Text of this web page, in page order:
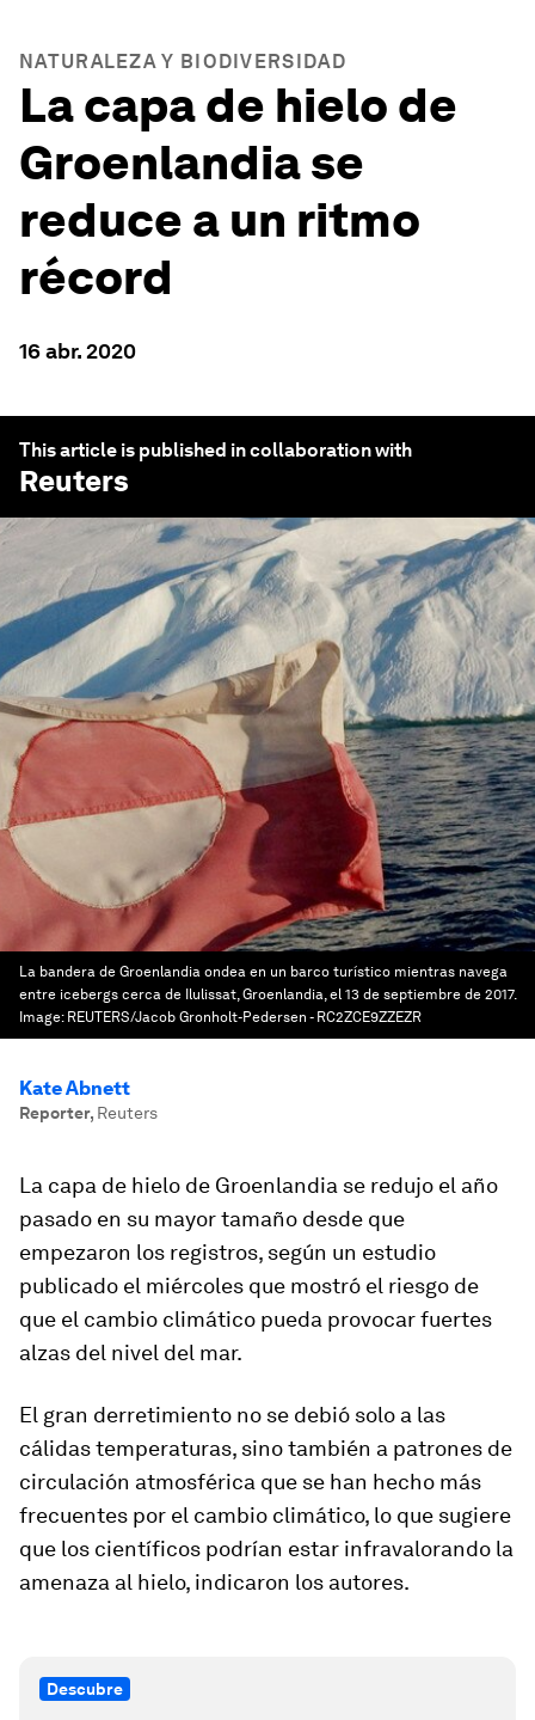
NATURALEZA Y BIODIVERSIDAD
La capa de hielo de
Groenlandia se
reduce a un ritmo
récord
16 abr. 2020
This article is published in collaboration with
Reuters
La bandera de Groenlandia ondea en un barco turístico mientras navega
entre icebergs cerca de Ilulissat, Groenlandia, el 13 de septiembre de 2017.
Image: REUTERS/Jacob Gronholt-Pedersen - RC2ZCE9ZZEZR
Kate Abnett
Reporter, Reuters
La capa de hielo de Groenlandia se redujo el año
pasado en su mayor tamaño desde que
empezaron los registros, según un estudio
publicado el miércoles que mostró el riesgo de
que el cambio climático pueda provocar fuertes
alzas del nivel del mar.
El gran derretimiento no se debió solo a las
cálidas temperaturas, sino también a patrones de
circulación atmosférica que se han hecho más
frecuentes por el cambio climático, lo que sugiere
que los científicos podrían estar infravalorando la
amenaza al hielo, indicaron los autores.
Descubre